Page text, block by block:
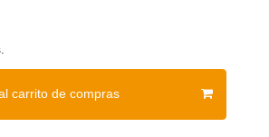
carrito de compras